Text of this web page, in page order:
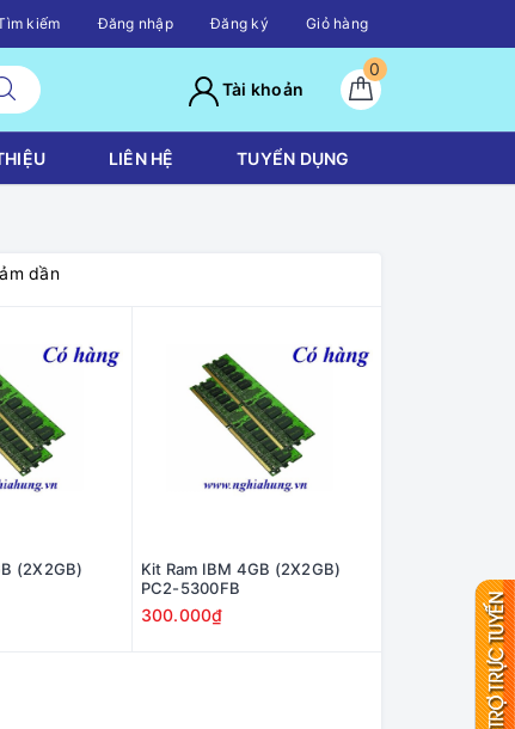
kiếm Đăng nhập Đăng ký Giỏ hàng
0
Tài khoản
LIÊN HỆ TUYỂN DỤNG
dần
(2X2GB)
Kit Ram IBM 4GB (2X2GB)
PC2-5300FB
300.000₫